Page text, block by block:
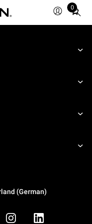
0
Total
items
cart:
(German)